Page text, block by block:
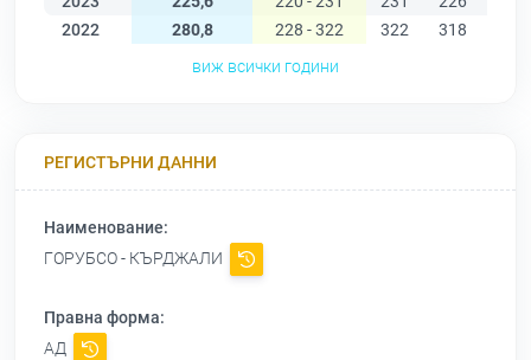
2022
280,8 228 - 322 322 318
виж всички години
РЕГИСТЪРНИ ДАННИ
Наименование:
ГОРУБСО - КЪРДЖАЛИ
Правна форма:
АД